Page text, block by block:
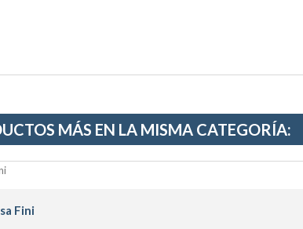
MÁS EN LA MISMA CATEGORÍA:
Fini